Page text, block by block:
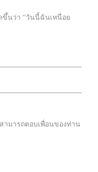
นว่า “วันนี้ฉันเหนื่อย
ามารถตอบเพื่อนของท่าน